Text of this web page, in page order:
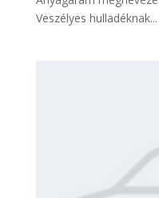
Veszélyes hulladéknak...